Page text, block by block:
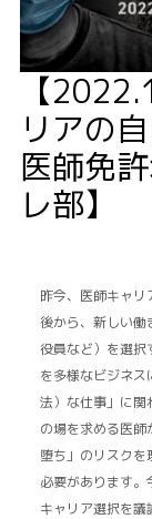
【
リアの
医師免
レ部】
昨今、医師キャ
後から、新しい働
役員など）を選択
を多様なビジネ
法）な仕事」に関
の場を求める医
堕ち」のリスク
必要があります
キャリア選択を